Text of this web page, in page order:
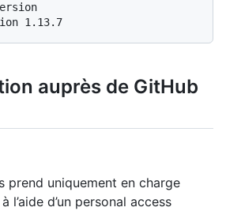
auprès de GitHub
prend uniquement en charge
l’aide d’un personal access